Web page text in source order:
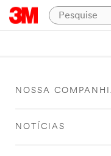
NOSSA
NOTÍCIAS